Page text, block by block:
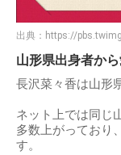
出典： https://
山形県出身者か
長沢菜々香は山形
ネット上では同じ
多数上がっており
す。